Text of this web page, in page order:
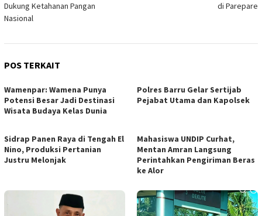
Dukung Ketahanan Pangan
Nasional
di Parepare
POS TERKAIT
Wamenpar: Wamena Punya
Potensi Besar Jadi Destinasi
Wisata Budaya Kelas Dunia
Polres Barru Gelar Sertijab
Pejabat Utama dan Kapolsek
Sidrap Panen Raya di Tengah El
Nino, Produksi Pertanian
Justru Melonjak
Mahasiswa UNDIP Curhat,
Mentan Amran Langsung
Perintahkan Pengiriman Beras
ke Alor